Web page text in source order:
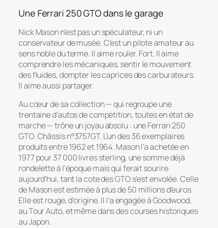
Une Ferrari 250 GTO dans le garage
Nick Mason n’est pas un spéculateur, ni un
conservateur de musée. C’est un pilote amateur au
sens noble du terme. Il aime rouler. Fort. Il aime
comprendre les mécaniques, sentir le mouvement
des fluides, dompter les caprices des carburateurs.
Il aime aussi partager.
Au cœur de sa collection — qui regroupe une
trentaine d’autos de compétition, toutes en état de
marche — trône un joyau absolu : une Ferrari 250
GTO. Châssis n°3757GT. L’un des 36 exemplaires
produits entre 1962 et 1964. Mason l’a achetée en
1977 pour 37 000 livres sterling, une somme déjà
rondelette à l’époque mais qui ferait sourire
aujourd’hui, tant la cote des GTO s’est envolée. Celle
de Mason est estimée à plus de 50 millions d’euros.
Elle est rouge, d’origine. Il l’a engagée à Goodwood,
au Tour Auto, et même dans des courses historiques
au Japon.